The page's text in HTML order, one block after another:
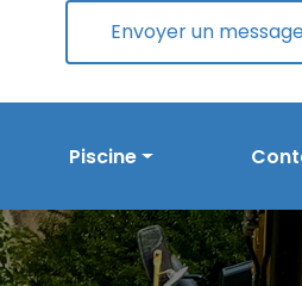
Envoyer un
Piscine
Prestations en piscine
Réalisations